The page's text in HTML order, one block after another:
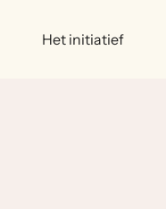
Het initiatief